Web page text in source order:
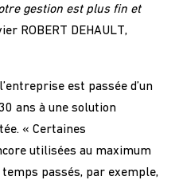
gestion est plus fin et
ROBERT DEHAULT,
est passée d’un
ans à une solution
« Certaines
utilisées au maximum
passés, par exemple,